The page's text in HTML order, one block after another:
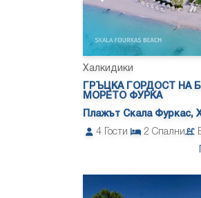
Халкидики
ГРЪЦКА ГОРДОСТ НА
МОРЕТО ФУРКА
Плажът Скала Фуркас,
4
Гости 2 Спални